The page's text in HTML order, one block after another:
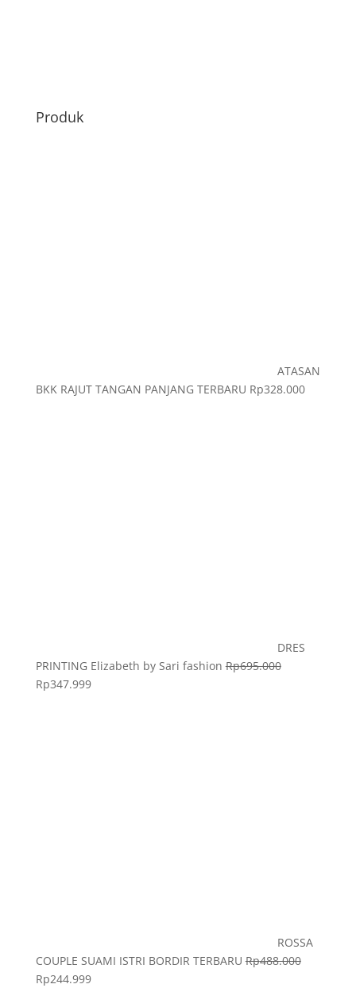
Produk
ATASAN
BKK RAJUT TANGAN PANJANG TERBARU Rp328.000
DRES
PRINTING Elizabeth by Sari fashion Rp695.000
Rp347.999
ROSSA
COUPLE SUAMI ISTRI BORDIR TERBARU Rp488.000
Rp244.999